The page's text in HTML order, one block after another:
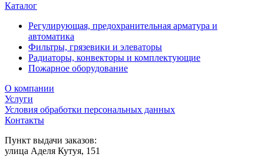
Каталог
Регулирующая, предохранительная арматура и
автоматика
Фильтры, грязевики и элеваторы
Радиаторы, конвекторы и комплектующие
Пожарное оборудование
О компании
Услуги
Условия обработки персональных данных
Контакты
Пункт выдачи заказов:
​улица Аделя Кутуя, 151